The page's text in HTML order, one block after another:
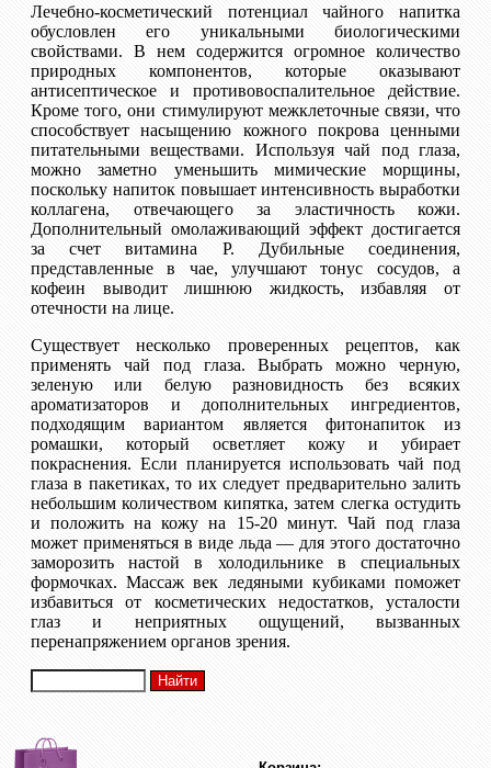
Лечебно-косметический потенциал чайного напитка
обусловлен его уникальными биологическими
свойствами. В нем содержится огромное количество
природных компонентов, которые оказывают
антисептическое и противовоспалительное действие.
Кроме того, они стимулируют межклеточные связи, что
способствует насыщению кожного покрова ценными
питательными веществами. Используя чай под глаза,
можно заметно уменьшить мимические морщины,
поскольку напиток повышает интенсивность выработки
коллагена, отвечающего за эластичность кожи.
Дополнительный омолаживающий эффект достигается
за счет витамина Р. Дубильные соединения,
представленные в чае, улучшают тонус сосудов, а
кофеин выводит лишнюю жидкость, избавляя от
отечности на лице.
Существует несколько проверенных рецептов, как
применять чай под глаза. Выбрать можно черную,
зеленую или белую разновидность без всяких
ароматизаторов и дополнительных ингредиентов,
подходящим вариантом является фитонапиток из
ромашки, который осветляет кожу и убирает
покраснения. Если планируется использовать чай под
глаза в пакетиках, то их следует предварительно залить
небольшим количеством кипятка, затем слегка остудить
и положить на кожу на 15-20 минут. Чай под глаза
может применяться в виде льда — для этого достаточно
заморозить настой в холодильнике в специальных
формочках. Массаж век ледяными кубиками поможет
избавиться от косметических недостатков, усталости
глаз и неприятных ощущений, вызванных
перенапряжением органов зрения.